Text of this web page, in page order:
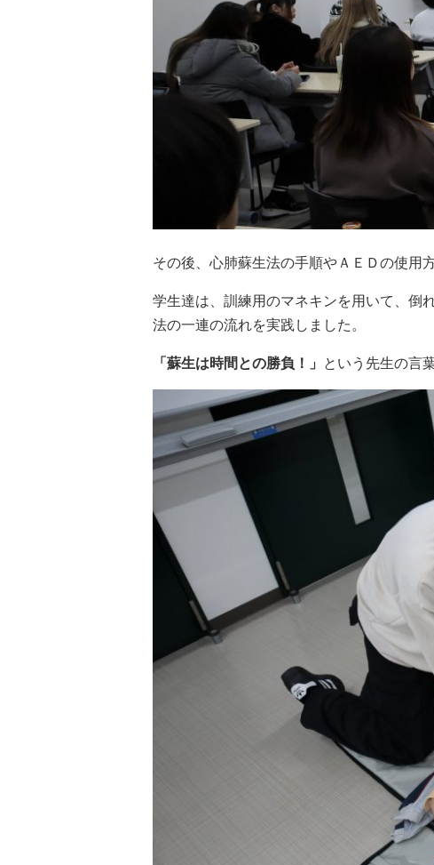
その後、心肺蘇生法の手順やＡＥＤの使用
学生達は、訓練用のマネキンを用いて、倒
法の一連の流れを実践しました。
「蘇生は時間との勝負！」 という先生の言